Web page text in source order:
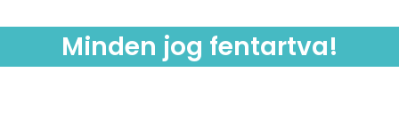
Minden jog fentartva!